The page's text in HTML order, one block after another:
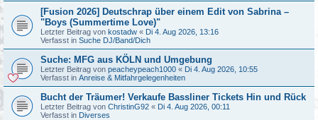
[Fusion 2026] Deutschrap über einem Edit von Sabrina –
"Boys (Summertime Love)"
Letzter Beitrag von kostadw « Di 4. Aug 2026, 13:16
Verfasst in Suche DJ/Band/Dich
Suche: MFG aus KÖLN und Umgebung
Letzter Beitrag von peacheypeach1000 « Di 4. Aug 2026, 10:55
Verfasst in Anreise & Mitfahrgelegenheiten
Bucht der Träumer! Verkaufe Bassliner Tickets Hin und Rück
Letzter Beitrag von ChristinG92 « Di 4. Aug 2026, 00:11
Verfasst in Diverses